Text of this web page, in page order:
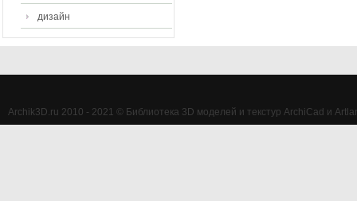
дизайн
Archik3D.ru 2010 - 2021 © Библиотека 3D моделей и текстур ArchiCad и